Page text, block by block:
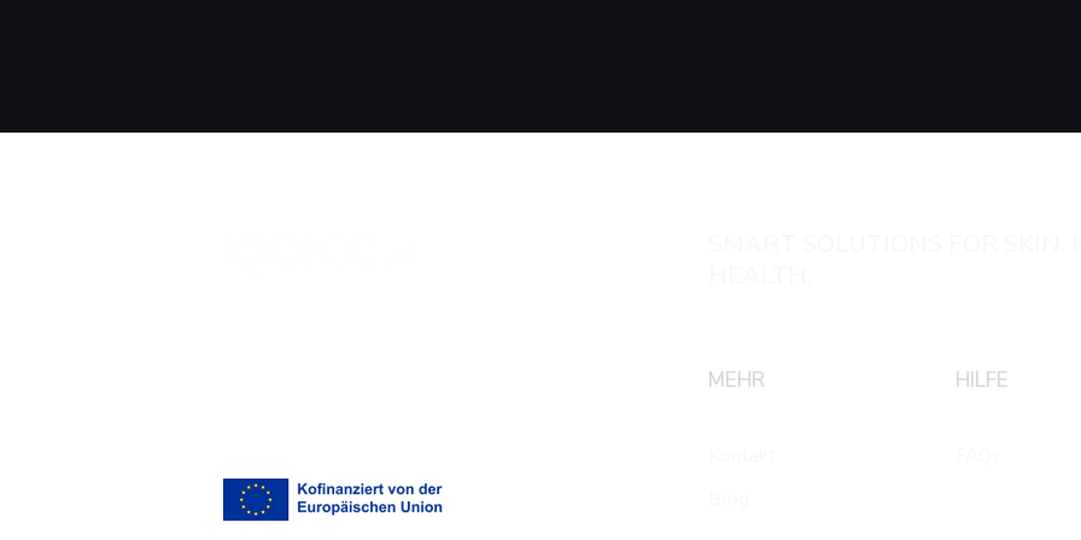
und Parfümerie CB bringen
trifft auf Arbeitsrecht
MEHR HILFE